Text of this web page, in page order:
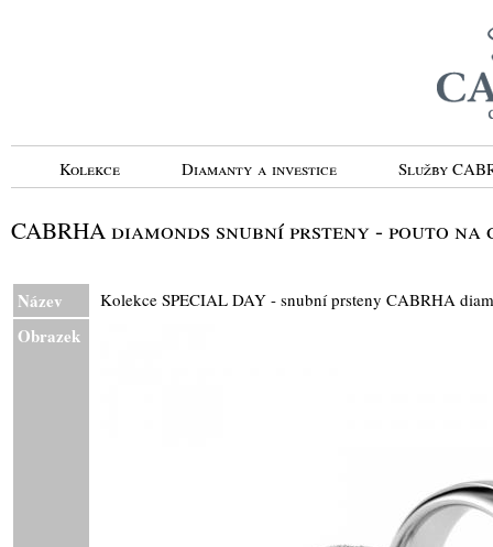
Kolekce Diamanty a investice Služby
CABRHA diamonds snubní prsteny - pouto
Název Kolekce SPECIAL DAY - snubní prsteny CABRHA
Obrazek